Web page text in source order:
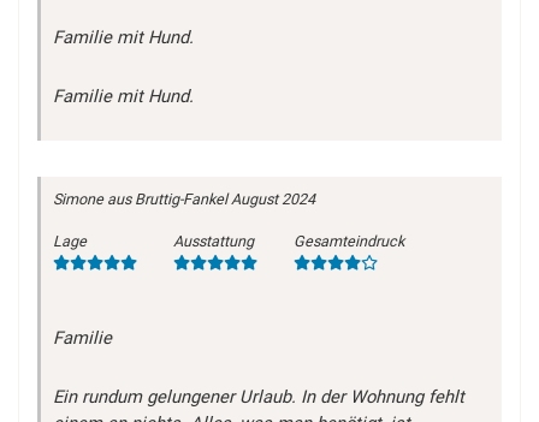
Familie mit Hund.
Familie mit Hund.
Simoneaus Bruttig-Fankel August 2024
Lage Ausstattung Gesamteindruck
Familie
Ein rundum gelungener Urlaub. In der Wohnung fehlt